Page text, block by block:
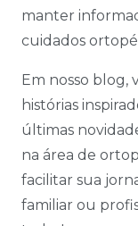
manter
cuidados
Em nosso blog,
histórias
últimas
na área de
facilitar sua
familiar ou